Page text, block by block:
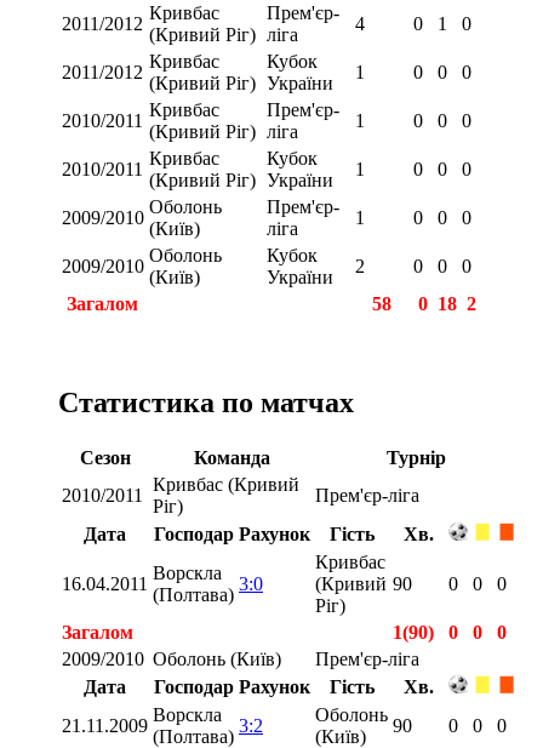
2011/2012
Кривбас
(Кривий Ріг)
Прем'єр-
ліга
4 0 1 0
2011/2012
Кривбас
(Кривий Ріг)
Кубок
України
1 0 0 0
2010/2011
Кривбас
(Кривий Ріг)
Прем'єр-
ліга
1 0 0 0
2010/2011
Кривбас
(Кривий Ріг)
Кубок
України
1 0 0 0
2009/2010
Оболонь
(Київ)
Прем'єр-
ліга
1 0 0 0
2009/2010
Оболонь
(Київ)
Кубок
України
2 0 0
0
Загалом
58 0 18 2
Статистика по матчах
Сезон Команда
Турнір
2010/2011
Кривбас (Кривий
Ріг)
Прем'єр-ліга
Дата
Господар Рахунок Гість Хв.
16.04.2011
Ворскла
(Полтава)
3:0
Кривбас
(Кривий
Ріг)
90 0 0 0
Загалом 1(90) 0 0
0
2009/2010 Оболонь (Київ)
Прем'єр-ліга
Дата
Господар Рахунок Гість
Хв.
21.11.2009
Ворскла
(Полтава)
3:2
Оболонь
(Київ)
90 0 0
0